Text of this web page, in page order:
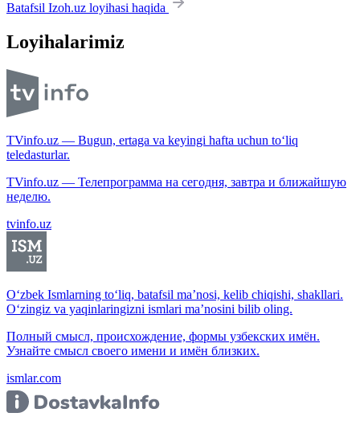
Batafsil Izoh.uz loyihasi haqida
Loyihalarimiz
TVinfo.uz — Bugun, ertaga va keyingi hafta uchun to‘liq
teledasturlar.
TVinfo.uz — Телепрограмма на сегодня, завтра и ближайшую
неделю.
tvinfo.uz
O‘zbek Ismlarning to‘liq, batafsil ma’nosi, kelib chiqishi, shakllari.
O‘zingiz va yaqinlaringizni ismlari ma’nosini bilib oling.
Полный смысл, происхождение, формы узбекских имён.
Узнайте смысл своего имени и имён близких.
ismlar.com